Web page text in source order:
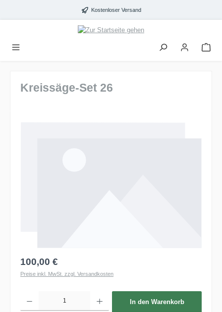
Kostenloser Versand
Kreissäge-Set 26
100,00 €
Preise inkl. MwSt. zzgl. Versandkosten
In den Warenkorb